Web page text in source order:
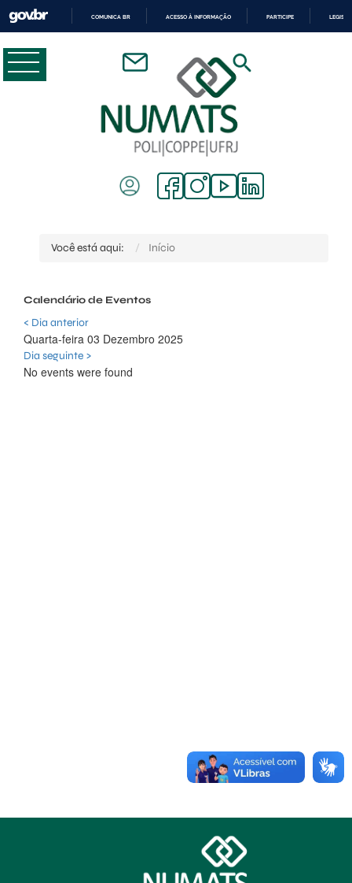
CONTEÚDO
COMUNICA BR ACESSO À INFORMAÇÃO PARTICIPE
Você está aqui: Início
Calendário de Eventos
< Dia anterior
Quarta-feira 03 Dezembro 2025
Dia seguinte >
No events were found